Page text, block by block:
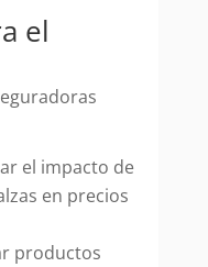
el
el impacto de
en precios
productos